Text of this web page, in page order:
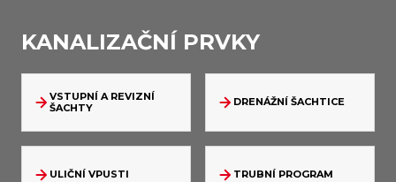
KANALIZAČNÍ PRVKY
VSTUPNÍ A REVIZNÍ
ŠACHTY
DRENÁŽNÍ ŠACHTICE
ULIČNÍ VPUSTI TRUBNÍ PROGRAM